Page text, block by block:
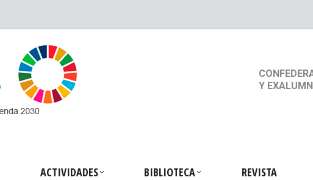
Y
ACTIVIDADES BIBLIOTECA REVISTA